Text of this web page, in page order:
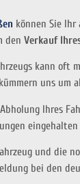
können Sie
den Verkauf
kann oft
uns um
Ihres
eingehalten
und die
bei den